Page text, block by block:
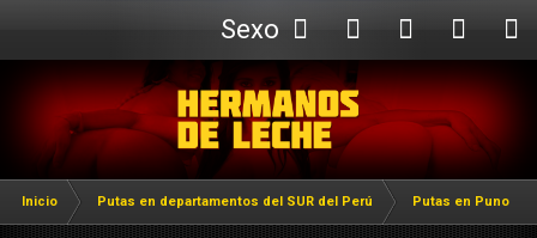
Sexo
Webcam
Inicio Putas en departamentos del SUR del Perú Putas en Puno